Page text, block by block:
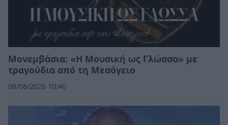
Μονεμβάσια: «Η Μουσική ως Γλώσσα» με
τραγούδια από τη Μεσόγειο
08/08/2026 10:40